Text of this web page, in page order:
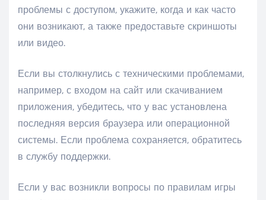
проблемы с доступом, укажите, когда и как часто
они возникают, а также предоставьте скриншоты
или видео.
Если вы столкнулись с техническими проблемами,
например, с входом на сайт или скачиванием
приложения, убедитесь, что у вас установлена
последняя версия браузера или операционной
системы. Если проблема сохраняется, обратитесь
в службу поддержки.
Если у вас возникли вопросы по правилам игры